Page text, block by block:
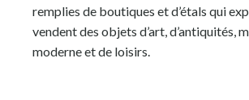
remplies de boutiques et d’étals qui
vendent des objets d’art, d’antiquités,
moderne et de loisirs.